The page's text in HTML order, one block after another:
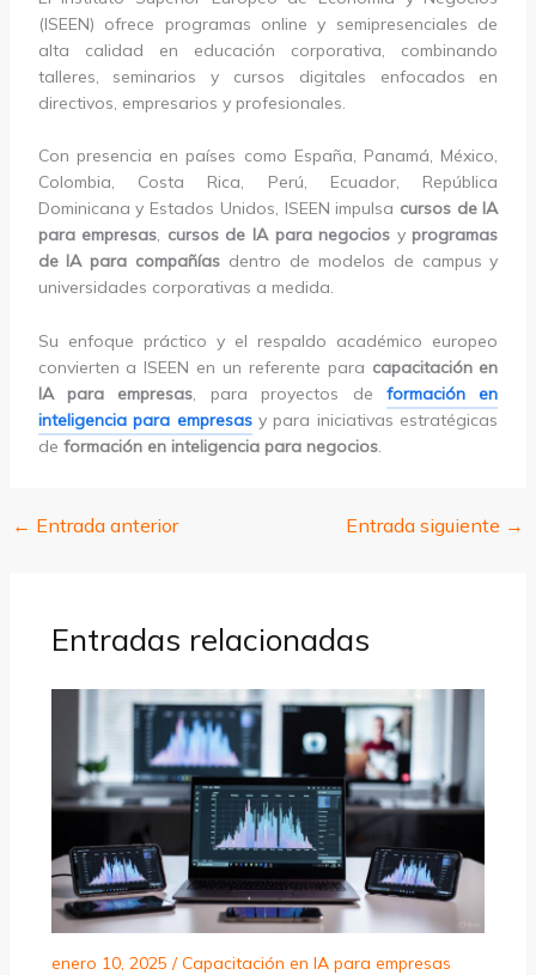
(ISEEN) ofrece programas online y semipresenciales de
alta calidad en educación corporativa, combinando
talleres, seminarios y cursos digitales enfocados en
directivos, empresarios y profesionales.
Con presencia en países como España, Panamá, México,
Colombia, Costa Rica, Perú, Ecuador, República
Dominicana y Estados Unidos, ISEEN impulsa cursos de IA
para empresas, cursos de IA para negocios yprogramas
de IA para compañías dentro de modelos de campus y
universidades corporativas a medida.
Su enfoque práctico y el respaldo académico europeo
convierten a ISEEN en un referente para capacitación en
IA para empresas, para proyectos deformación en
inteligencia para empresasy para iniciativas estratégicas
de formación en inteligencia para negocios.
← Entrada anterior Entrada siguiente →
Entradas relacionadas
enero 10, 2025 /Capacitación en IA para empresas